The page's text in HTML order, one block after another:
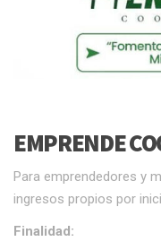
EMPRENDE
Para emprendedores y
ingresos propios por
Finalidad: